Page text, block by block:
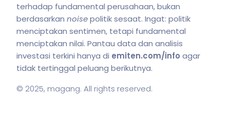
terhadap fundamental perusahaan, bukan
berdasarkan noisepolitik sesaat. Ingat: politik
menciptakan sentimen, tetapi fundamental
menciptakan nilai. Pantau data dan analisis
investasi terkini hanya di emiten.com/info agar
tidak tertinggal peluang berikutnya.
© 2025, magang. All rights reserved.